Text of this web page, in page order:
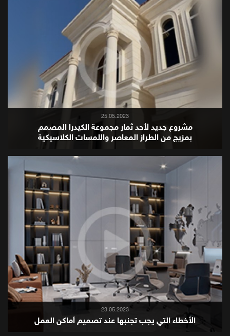
25.05.2023
مشروع جديد لأحد ثمار مجموعة الكيدرا المصمم
بمزيج من الطراز المعاصر واللمسات الكلاسيكية
23.05.2023
الأخطاء التي يجب تجنبها عند تصميم أماكن العمل